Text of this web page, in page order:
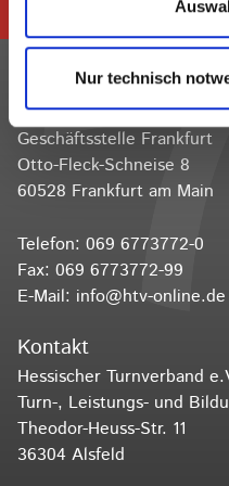
Nur technisch
Kontakt
Hessischer Turnverband
Geschäftsstelle Frankfurt
Otto-Fleck-Schneise 8
60528 Frankfurt am Main
Telefon: 069 6773772-0
Fax: 069 6773772-99
E-Mail: info@htv-online.de
Kontakt
Hessischer Turnverband
Turn-, Leistungs- und
Theodor-Heuss-Str. 11
36304 Alsfeld